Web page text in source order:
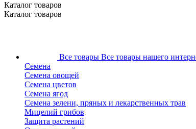
Каталог товаров
Каталог товаров
Все товары Все товары нашего
Семена
Семена овощей
Семена цветов
Семена ягод
Семена зелени, пряных и лекарственных трав
Мицелий грибов
Защита растений